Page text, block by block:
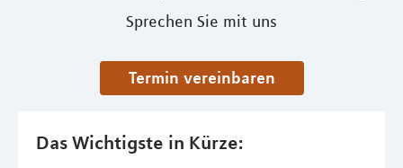
Sprechen Sie mit uns
Termin vereinbaren
Das Wichtigste in Kürze: